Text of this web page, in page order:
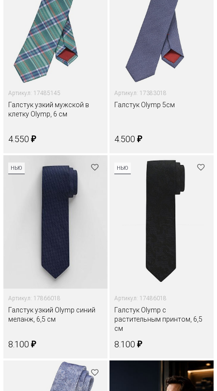
Артикул: 17485145
Галстук узкий мужской в
клетку Olymp, 6 см
4.550 ₽
Артикул: 17383018
Галстук Olymp 5см
4.500 ₽
НЬЮ
Артикул: 17866018
Галстук узкий Olymp синий
меланж, 6,5 см
8.100 ₽
НЬЮ
Артикул: 17486018
Галстук Olymp с
растительным принтом, 6,5
см
8.100 ₽